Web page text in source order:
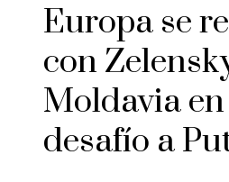
Europa se
con
Moldavia en
desafío a